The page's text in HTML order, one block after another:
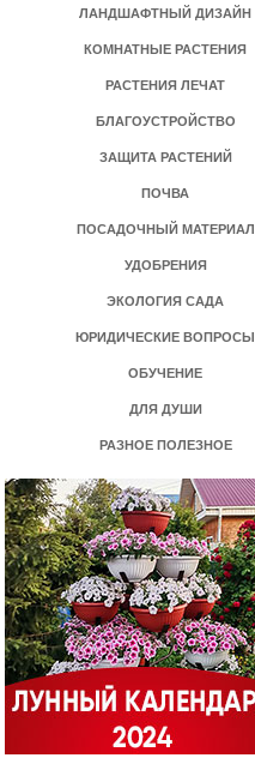
ЛАНДШАФТНЫЙ ДИЗАЙН
КОМНАТНЫЕ РАСТЕНИЯ
РАСТЕНИЯ ЛЕЧАТ
БЛАГОУСТРОЙСТВО
ЗАЩИТА РАСТЕНИЙ
ПОЧВА
ПОСАДОЧНЫЙ МАТЕРИАЛ
УДОБРЕНИЯ
ЭКОЛОГИЯ САДА
ЮРИДИЧЕСКИЕ ВОПРОСЫ
ОБУЧЕНИЕ
ДЛЯ ДУШИ
РАЗНОЕ ПОЛЕЗНОЕ